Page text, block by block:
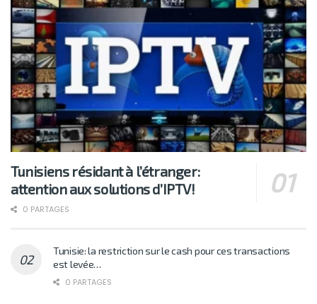
Tunisiens résidant à l’étranger:
attention aux solutions d’IPTV!
0 PARTAGES
Tunisie: la restriction sur le cash pour ces transactions
est levée…
0 PARTAGES